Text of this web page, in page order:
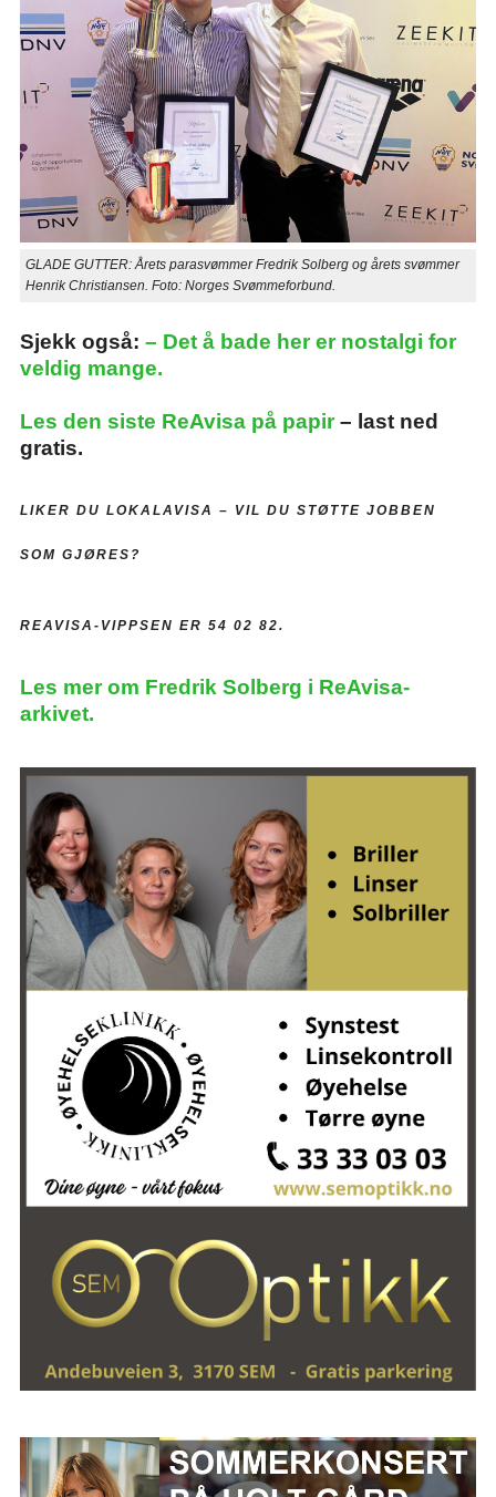
GLADE GUTTER: Årets parasvømmer Fredrik Solberg og årets svømmer
Henrik Christiansen. Foto: Norges Svømmeforbund.
Sjekk også: – Det å bade her er nostalgi for
veldig mange.
Les den siste ReAvisa på papir– last ned
gratis.
LIKER DU LOKALAVISA – VIL DU STØTTE JOBBEN
SOM GJØRES?
REAVISA-VIPPSEN ER 54 02 82.
Les mer om Fredrik Solberg i ReAvisa-
arkivet.